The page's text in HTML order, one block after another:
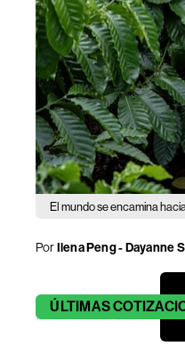
El mundo se encamina
PorIlena Peng - Dayanne
ÚLTIMAS